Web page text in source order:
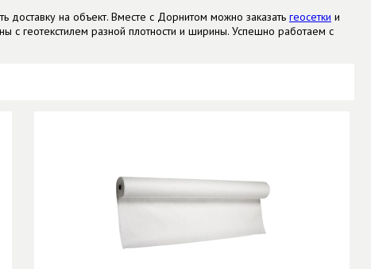
доставку на объект. Вместе с Дорнитом можно заказать геосетки и
геотекстилем разной плотности и ширины. Успешно работаем с